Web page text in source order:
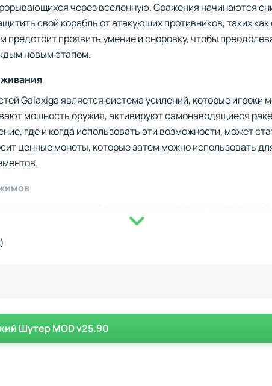
через вселенную. Сражения начинаются
свой корабль от атакующих противников, таких
предстоит проявить умение и сноровку, чтобы
новым этапом.
Galaxiga является система усилений, которые игроки
мощность оружия, активируют самонаводящиеся
где и когда использовать эти возможности, может
ценные монеты, которые затем можно использовать
или соревноваться с другими игроками за место
предоставляет кооперативные миссии, где успешное
Шутер MOD v25.90